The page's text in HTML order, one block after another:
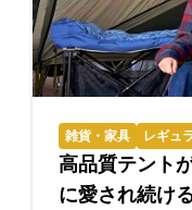
雑貨・家具 レギュ
高品質テント
に愛され続け